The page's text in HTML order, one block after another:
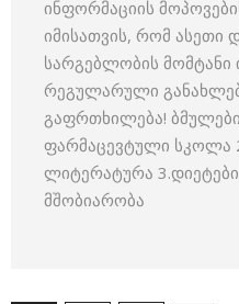
ინფორმაციის
იმისათვის, რომ
სარგებლობის
რეგულარული
გაფრთხილება!
ფარმაცევტული სკოლა
ლიტერატურა
მშობიარობა